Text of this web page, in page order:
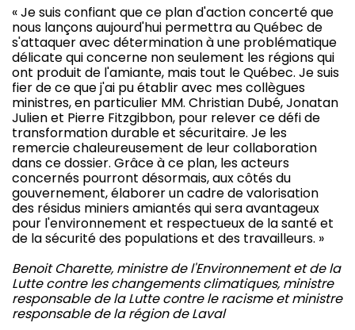
« Je suis confiant que ce plan d'action concerté que
nous lançons aujourd'hui permettra au Québec de
s'attaquer avec détermination à une problématique
délicate qui concerne non seulement les régions qui
ont produit de l'amiante, mais tout le Québec. Je suis
fier de ce que j'ai pu établir avec mes collègues
ministres, en particulier MM. Christian Dubé, Jonatan
Julien et Pierre Fitzgibbon, pour relever ce défi de
transformation durable et sécuritaire. Je les
remercie chaleureusement de leur collaboration
dans ce dossier. Grâce à ce plan, les acteurs
concernés pourront désormais, aux côtés du
gouvernement, élaborer un cadre de valorisation
des résidus miniers amiantés qui sera avantageux
pour l'environnement et respectueux de la santé et
de la sécurité des populations et des travailleurs. »
Benoit Charette, ministre de l'Environnement et de la
Lutte contre les changements climatiques, ministre
responsable de la Lutte contre le racisme et ministre
responsable de la région de Laval